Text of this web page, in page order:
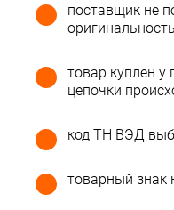
поставщик не
товар куплен у
цепочки
код ТН ВЭД
товарный знак